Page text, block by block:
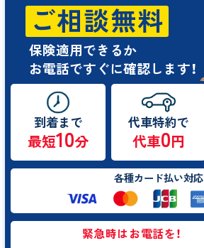
ご相談無料
保険適用できるか
お電話ですぐに確認します！
到着まで
最短10分
代車特約で
代車0円
各種カード払い対応
緊急時はお電話を！